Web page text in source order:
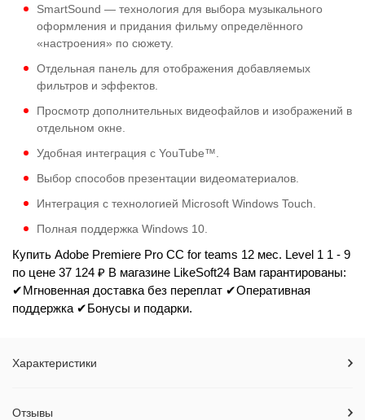
SmartSound — технология для выбора музыкального
оформления и придания фильму определённого
«настроения» по сюжету.
Отдельная панель для отображения добавляемых
фильтров и эффектов.
Просмотр дополнительных видеофайлов и изображений в
отдельном окне.
Удобная интеграция с YouTube™.
Выбор способов презентации видеоматериалов.
Интеграция с технологией Microsoft Windows Touch.
Полная поддержка Windows 10.
Купить Adobe Premiere Pro CC for teams 12 мес. Level 1 1 - 9
по цене 37 124 ₽ В магазине LikeSoft24 Вам гарантированы:
✔Мгновенная доставка без переплат ✔Оперативная
поддержка ✔Бонусы и подарки.
Характеристики
Отзывы